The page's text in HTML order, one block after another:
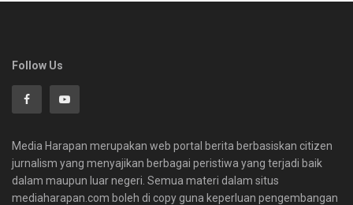
Follow Us
Media Harapan merupakan web portal berita berbasiskan citizen
jurnalism yang menyajikan berbagai peristiwa yang terjadi baik
dalam maupun luar negeri. Semua materi dalam situs
mediaharapan.com boleh di copy guna keperluan pengembangan